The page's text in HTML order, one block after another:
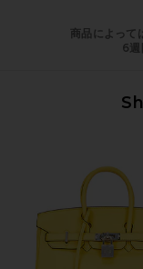
商品によって
6週